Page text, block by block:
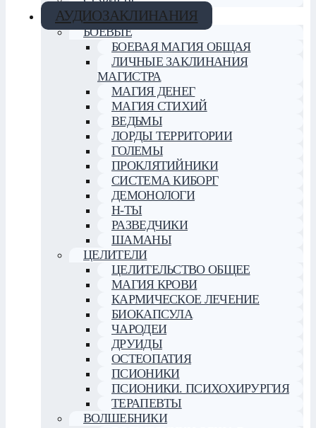
АУДИОЗАКЛИНАНИЯ
БОЕВЫЕ
БОЕВАЯ МАГИЯ ОБЩАЯ
ЛИЧНЫЕ ЗАКЛИНАНИЯ
МАГИСТРА
МАГИЯ ДЕНЕГ
МАГИЯ СТИХИЙ
ВЕДЬМЫ
ЛОРДЫ ТЕРРИТОРИИ
ГОЛЕМЫ
ПРОКЛЯТИЙНИКИ
СИСТЕМА КИБОРГ
ДЕМОНОЛОГИ
Н-ТЫ
РАЗВЕДЧИКИ
ШАМАНЫ
ЦЕЛИТЕЛИ
ЦЕЛИТЕЛЬСТВО ОБЩЕЕ
МАГИЯ КРОВИ
КАРМИЧЕСКОЕ ЛЕЧЕНИЕ
БИОКАПСУЛА
ЧАРОДЕИ
ДРУИДЫ
ОСТЕОПАТИЯ
ПСИОНИКИ
ПСИОНИКИ. ПСИХОХИРУРГИЯ
ТЕРАПЕВТЫ
ВОЛШЕБНИКИ